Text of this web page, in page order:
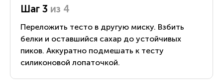
Шаг 3 из 4
Переложить тесто в другую миску. Взбить
белки и оставшийся сахар до устойчивых
пиков. Аккуратно подмешать к тесту
силиконовой лопаточкой.